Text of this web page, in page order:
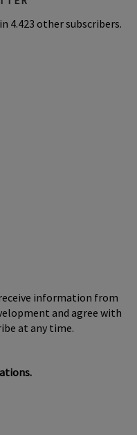
4.423 other subscribers.
information from
and agree with
at any time.